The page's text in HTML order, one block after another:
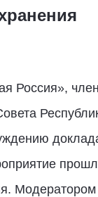
Россия»,
Модератором